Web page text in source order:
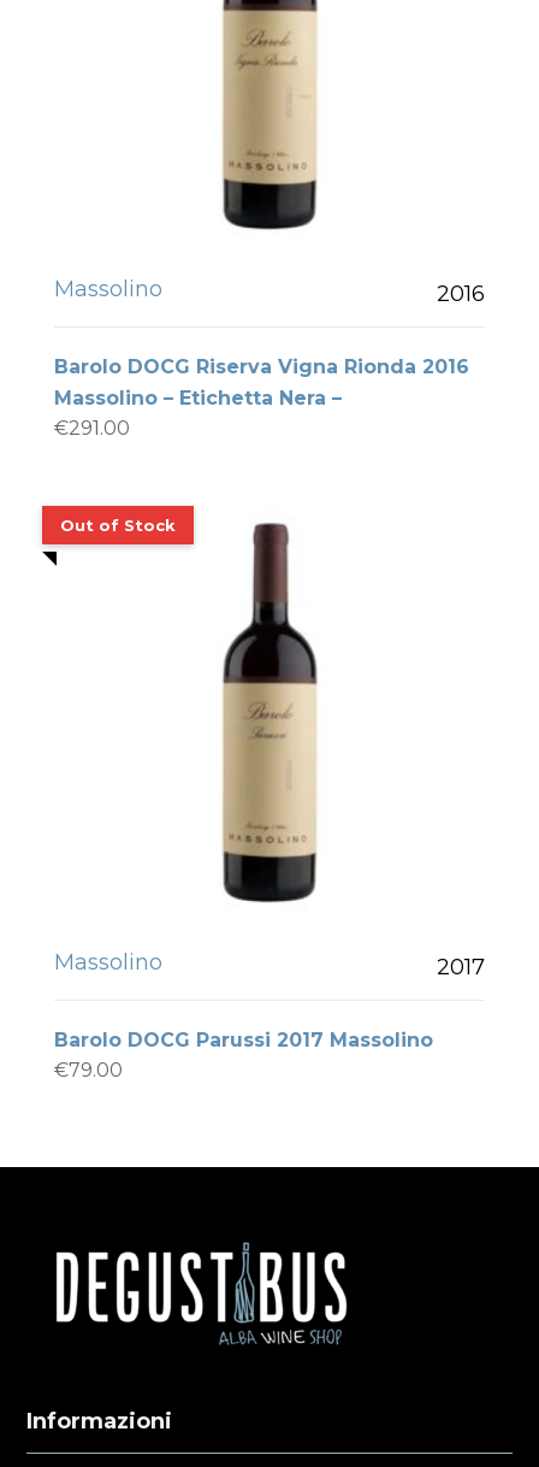
Massolino 2016
Barolo DOCG Riserva Vigna Rionda 2016
Massolino – Etichetta Nera –
€291.00
Massolino 2017
Barolo DOCG Parussi 2017 Massolino
€79.00
Informazioni